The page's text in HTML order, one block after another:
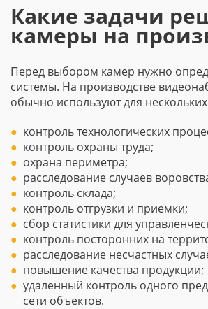
Какие задачи
камеры на
Перед выбором камер нужно
системы. На производстве
обычно используют для
контроль технологических
контроль охраны труда;
охрана периметра;
расследование случаев
контроль склада;
контроль отгрузки и приемки;
сбор статистики для
контроль посторонних на
расследование несчастных
повышение качества продукции;
удаленный контроль одного
сети объектов.